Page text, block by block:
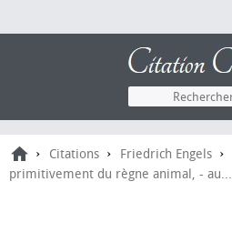
› Citations › Friedrich Engels ›
primitivement du règne animal, - au...